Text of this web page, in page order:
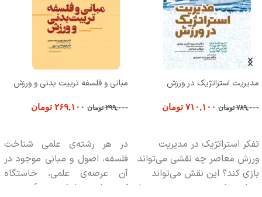
مدیریت استراتژیک در ورزش
۷۸۹,۰۰۰ تومان ۷۱۰,۱۰۰ تومان
تفکر استراتژیک در مدیریت
ورزش معاصر چه نقشی ‌می‌تواند
بازی کند؟ این نقش می‌تواند
همان تفاوت بین پیشرو بودن یا
مبانی و فلسفه تربیت بدنی و ورزش
۲۹۹,۰۰۰ تومان ۲۶۹,۱۰۰ تومان
در هر رشته‌ی علمی شناخت
فلسفه، اصول و مبانی موجود در
آن عرصه‌ی علمی، خاستگاه
کنش‌ها و تعاملات در آن حوزه